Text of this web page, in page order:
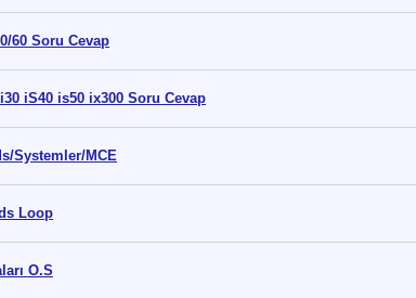
60 Soru Cevap
iS40 is50 ix300 Soru Cevap
Systemler/MCE
Loop
O.S